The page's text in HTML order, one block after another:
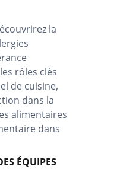
la
rôles clés
de cuisine,
dans la
alimentaires
dans
ÉQUIPES